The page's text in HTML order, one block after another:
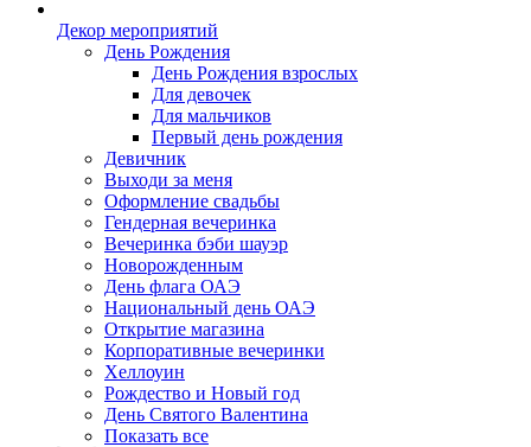
Декор мероприятий
День Рождения
День Рождения взрослых
Для девочек
Для мальчиков
Первый день рождения
Девичник
Выходи за меня
Оформление свадьбы
Гендерная вечеринка
Вечеринка бэби шауэр
Новорожденным
День флага ОАЭ
Национальный день ОАЭ
Открытие магазина
Корпоративные вечеринки
Хеллоуин
Рождество и Новый год
День Святого Валентина
Показать все